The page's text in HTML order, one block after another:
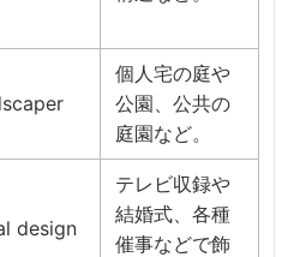
個人宅の庭や
公園、公共の
庭園など。
design
テレビ収録や
結婚式、各種
催事などで飾